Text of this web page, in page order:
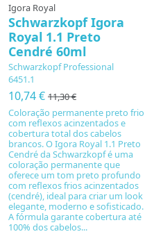
Igora Royal
Schwarzkopf Igora
Royal 1.1 Preto
Cendré 60ml
Schwarzkopf Professional
6451.1
10,74 € 11,30 €
Coloração permanente preto frio
com reflexos acinzentados e
cobertura total dos cabelos
brancos. O Igora Royal 1.1 Preto
Cendré da Schwarzkopf é uma
coloração permanente que
oferece um tom preto profundo
com reflexos frios acinzentados
(cendré), ideal para criar um look
elegante, moderno e sofisticado.
A fórmula garante cobertura até
100% dos cabelos...